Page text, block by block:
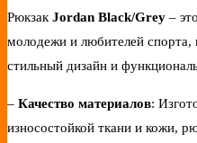
Рюкзак Jordan Black/Grey –
молодежи и любителей спорта,
стильный дизайн и
– Качество материалов:
износостойкой ткани и кожи,